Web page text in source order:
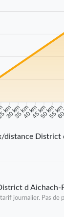
km
30 km35 km40 km45 km50 km55 km
distance District
d Aichach-
journalier. Pas de